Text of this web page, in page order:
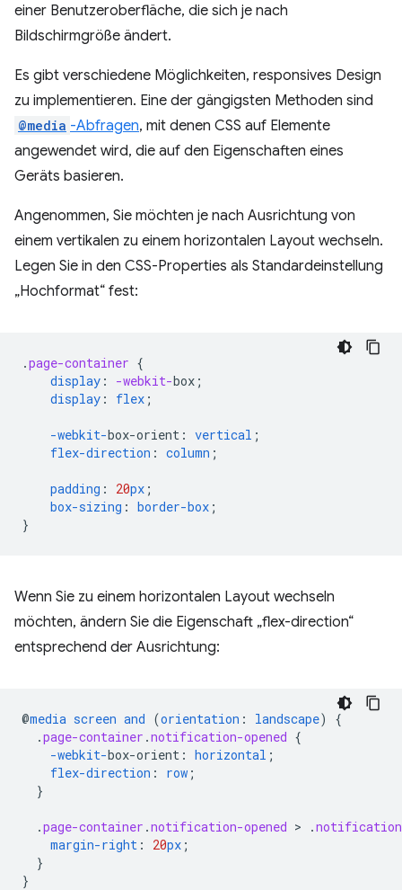
einer Benutzeroberfläche, die sich je nach
Bildschirmgröße ändert.
Es gibt verschiedene Möglichkeiten, responsives Design
zu implementieren. Eine der gängigsten Methoden sind
@media -Abfragen, mit denen CSS auf Elemente
angewendet wird, die auf den Eigenschaften eines
Geräts basieren.
Angenommen, Sie möchten je nach Ausrichtung von
einem vertikalen zu einem horizontalen Layout wechseln.
Legen Sie in den CSS-Properties als Standardeinstellung
„Hochformat“ fest:
.page-container {
display : -webkit-box ;
display : flex ;
-webkit-box-orient : vertical ;
flex-direction : column ;
padding : 20px ;
box-sizing : border-box ;
}
Wenn Sie zu einem horizontalen Layout wechseln
möchten, ändern Sie die Eigenschaft „flex-direction“
entsprechend der Ausrichtung:
@media screen and (orientation : landscape)
{
.page-container .notification-opened {
-webkit-box-orient : horizontal ;
flex-direction : row ;
}
.page-container .notification-opened > .
margin-right : 20px ;
}
}